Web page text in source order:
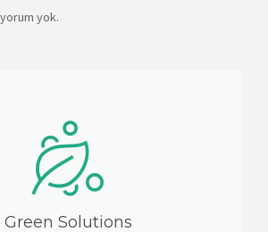
yok.
Green Solutions